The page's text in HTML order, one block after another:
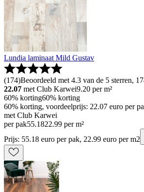
Lundia laminaat Mild Gustav
(174)Beoordeeld met 4.3 van de 5 sterren,
22.07 met Club Karwei9.20 per m²
60% korting60% korting
60% korting, voordeelprijs: 22.07 euro per
met Club Karwei
per pak55.1822.99 per m²
Prijs: 55.18 euro per pak, 22.99 euro per m2